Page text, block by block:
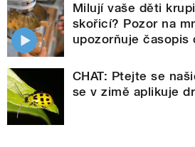
Milují vaše děti
skořicí? Pozor na
upozorňuje časopis
CHAT: Ptejte se
se v zimě aplikuje